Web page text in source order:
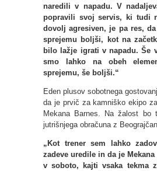
naredili v napadu. V
popravili svoj servis, ki tudi
dovolj agresiven, je pa res,
sprejemu boljši, kot na
bilo lažje igrati v napadu. Še
smo lahko na obeh
sprejemu, še boljši.“
Eden plusov sobotnega
da je prvič za kamniško ekipo
Mekana Barnes. Na žalost bo
jutrišnjega obračuna z
„Kot trener sem lahko
zadeve uredile in da je
v soboto, kajti vsaka tekma